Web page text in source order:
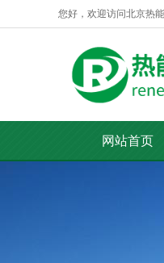
您好，欢迎访问北京热
网站首页